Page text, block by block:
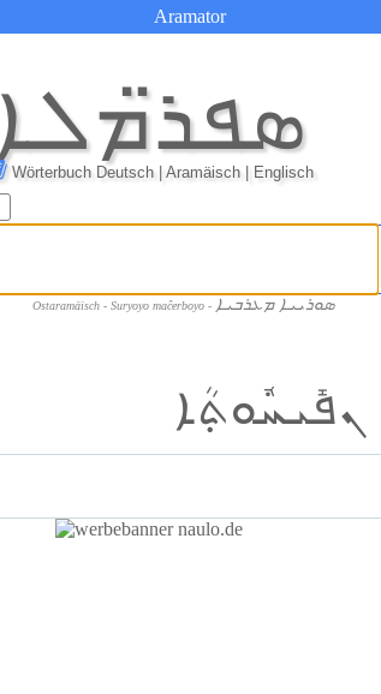
Aramator
ܣܦܪ̈ܡܠܐ
Wörterbuch Deutsch | Aramäisch | Englisch
Ostaramäisch - Suryoyo maĉerboyo - ܣܘܪܝܝܐ ܡܥܪܒܝܐ
ܢܦܺܝܚܽܘܬ݂ܳܐ